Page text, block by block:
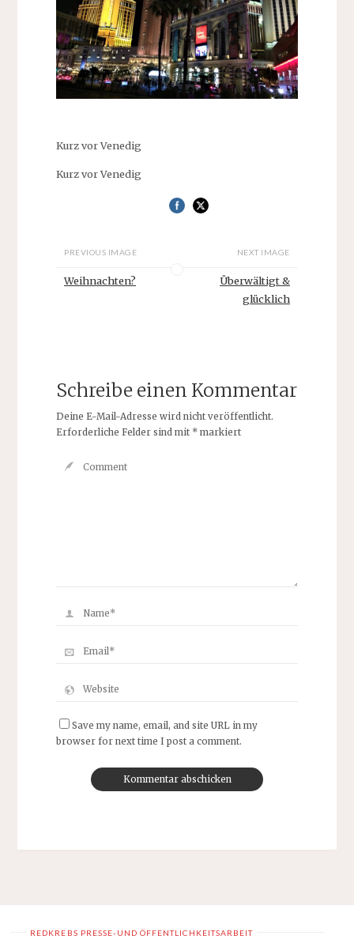
Kurz vor Venedig
Kurz vor Venedig
PREVIOUS IMAGE
Weihnachten?
NEXT IMAGE
Überwältigt &
glücklich
Schreibe einen Kommentar
Deine E-Mail-Adresse wird nicht veröffentlicht.
Erforderliche Felder sind mit *markiert
Save my name, email, and site URL in my
browser for next time I post a comment.
REDKREBS PRESSE-UND ÖFFENTLICHKEITSARBEIT